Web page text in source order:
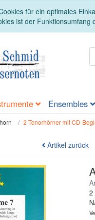
für ein optimales
ist der Funktionsumfang
Ensembles
2 Tenorhörner mit CD-
Artikel zurück
2